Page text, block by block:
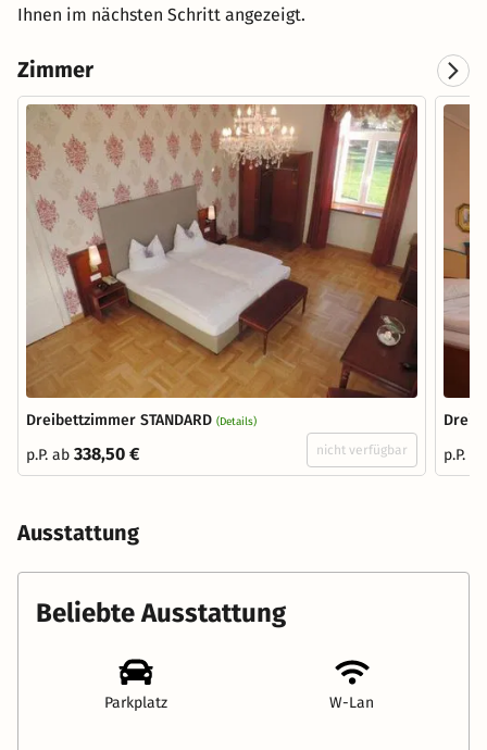
Ihnen im nächsten Schritt angezeigt.
Zimmer
Dreibettzimmer STANDARD (Details)
p.P. ab 338,50 € nicht verfügbar
p.P.
Ausstattung
Beliebte Ausstattung
Parkplatz W-Lan